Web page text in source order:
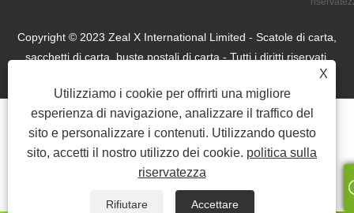
X
Utilizziamo i cookie per offrirti una migliore
esperienza di navigazione, analizzare il traffico del
sito e personalizzare i contenuti. Utilizzando questo
sito, accetti il ​​nostro utilizzo dei cookie. politica sulla
riservatezza
Rifiutare Accettare
Copyright © 2023 Zeal X International Limited - Scatole di carta,
sacchetti di carta, buste postali di carta - Tutti i diritti riservati.